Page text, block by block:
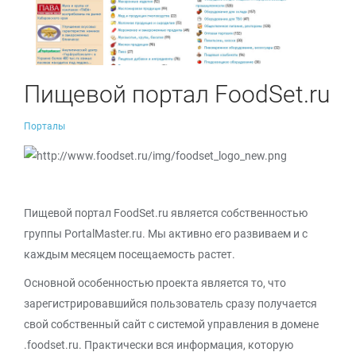
Пищевой портал FoodSet.ru
Порталы
Пищевой портал FoodSet.ru является собственностью
группы PortalMaster.ru. Мы активно его развиваем и с
каждым месяцем посещаемость растет.
Основной особенностью проекта является то, что
зарегистрировавшийся пользователь сразу получается
свой собственный сайт с системой управления в домене
.foodset.ru. Практически вся информация, которую